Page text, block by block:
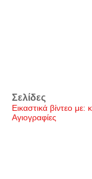
Σελίδες
Εικαστικά βίντεο
Αγιογραφίες